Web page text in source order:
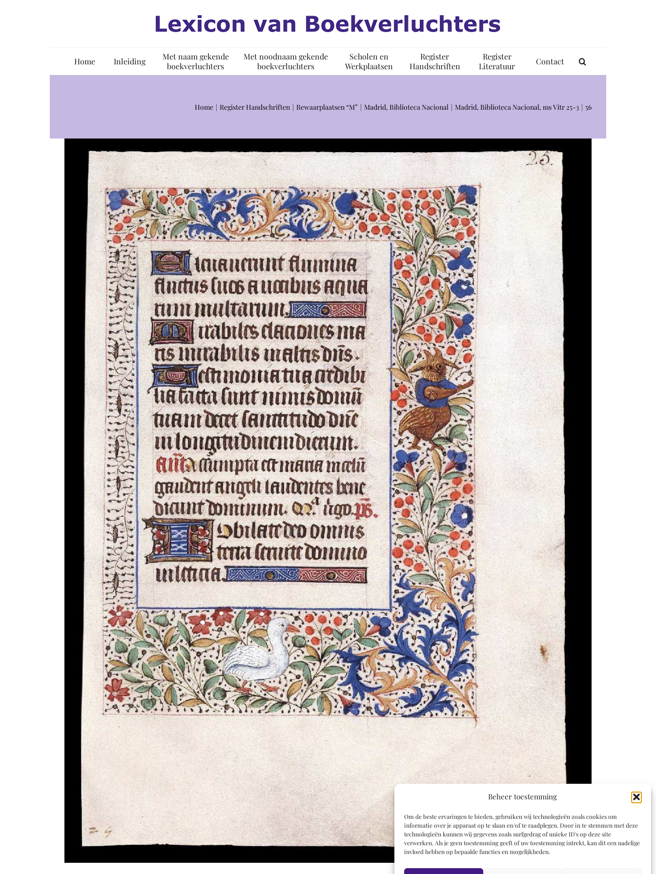
Beheer toestemming
Om de beste ervaringen te bieden, gebruiken wij technologieën zoals cookies om
informatie over je apparaat op te slaan en/of te raadplegen. Door in te stemmen met deze
technologieën kunnen wij gegevens zoals surfgedrag of unieke ID's op deze site
verwerken. Als je geen toestemming geeft of uw toestemming intrekt, kan dit een nadelige
invloed hebben op bepaalde functies en mogelijkheden.
Home Inleiding
Met naam gekende
boekverluchters
Met noodnaam gekende
boekverluchters
Scholen en
Werkplaatsen
Register
Handschriften
Register
Literatuur
Contact
Home Register Handschriften Bewaarplaatsen “M” Madrid, Biblioteca Nacional Madrid, Biblioteca Nacional, ms Vitr 25-3 56